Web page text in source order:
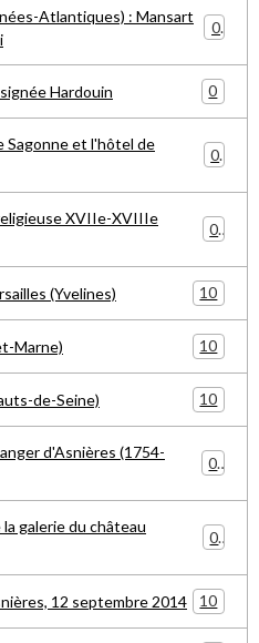
Atlantiques) : Mansart
0
Hardouin 0
Sagonne et l'hôtel de
0
XVIIe-XVIIIe
0
(Yvelines) 10
Marne) 10
de-Seine) 10
d'Asnières (1754-
0
galerie du château
0
12 septembre 2014 10